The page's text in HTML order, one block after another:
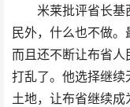
米莱批评省长基
民外，什么也不做。
而且还不断让布省
打乱了。他选择继
土地，让布省继续成